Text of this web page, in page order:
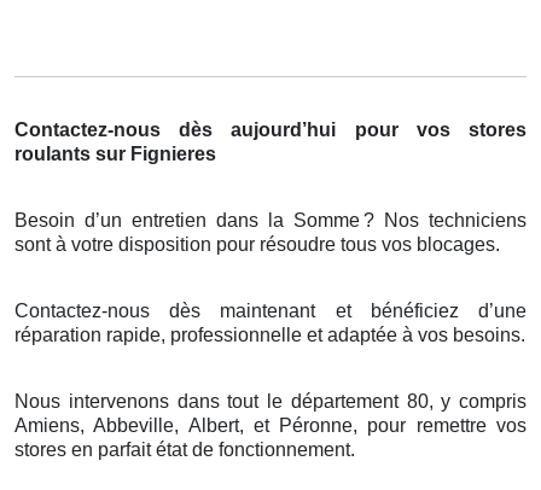
Contactez-nous dès aujourd’hui pour vos stores
roulants sur Fignieres
Besoin d’un entretien dans la Somme? Nos techniciens
sontà votre disposition pour résoudre tous vos blocages.
Contactez-nous dès maintenant et bénéficiez d’une
réparation rapide, professionnelle et adaptée à vos besoins.
Nous intervenons dans tout le département 80, y compris
Amiens, Abbeville, Albert, et Péronne, pour remettre vos
stores en parfait état de fonctionnement.